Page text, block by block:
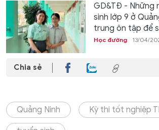
GD&TĐ - Những
sinh lớp 9 ở
trung ôn tập để
Học đường 13/04/
Chia sẻ
Quảng Ninh Kỳ thi tốt nghiệp